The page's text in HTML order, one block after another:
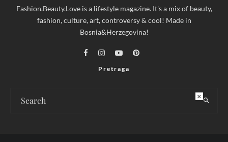
Fashion.Beauty.Love is a lifestyle magazine. It's a mix of beauty,
fashion, culture, art, controversy & cool! Made in
Bosnia&Herzegovina!
Pretraga
×